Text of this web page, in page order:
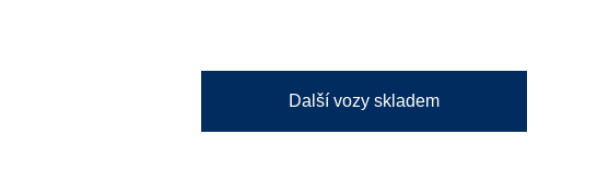
Další vozy skladem